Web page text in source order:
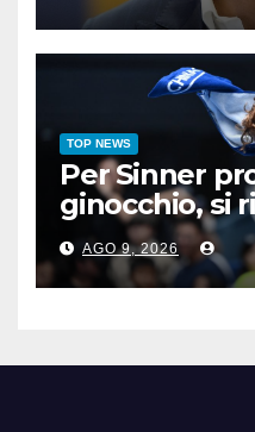
TOP NEWS
Per Sinner
ginocchio, si
1000 di
AGO 9, 2026